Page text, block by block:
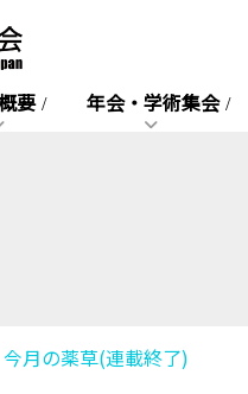
要 年会・学術集会
今月の薬草(連載終了)